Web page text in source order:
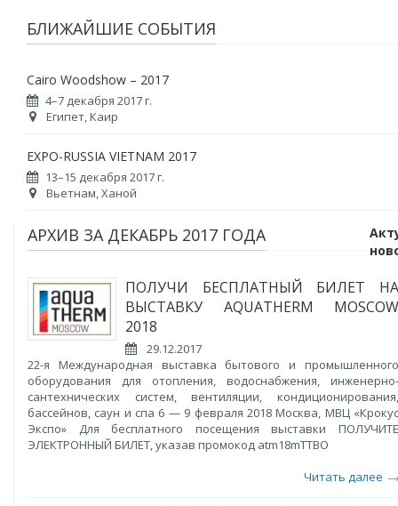
БЛИЖАЙШИЕ СОБЫТИЯ
Cairo Woodshow – 2017
4–7 декабря 2017 г.
Египет, Каир
EXPO-RUSSIA VIETNAM 2017
13–15 декабря 2017 г.
Вьетнам, Ханой
АРХИВ ЗА ДЕКАБРЬ 2017 ГОДА
ПОЛУЧИ БЕСПЛАТНЫЙ БИЛЕТ НА
ВЫСТАВКУ AQUATHERM MOSCOW
2018
29.12.2017
22-я Международная выставка бытового и промышленного
оборудования для отопления, водоснабжения, инженерно-
сантехнических систем, вентиляции, кондиционирования,
бассейнов, саун и спа 6 — 9 февраля 2018 Москва, МВЦ «Крокус
Экспо» Для бесплатного посещения выставки ПОЛУЧИТЕ
ЭЛЕКТРОННЫЙ БИЛЕТ, указав промокод atm18mTTBO
Читать далее